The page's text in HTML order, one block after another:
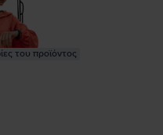
του προϊόντος